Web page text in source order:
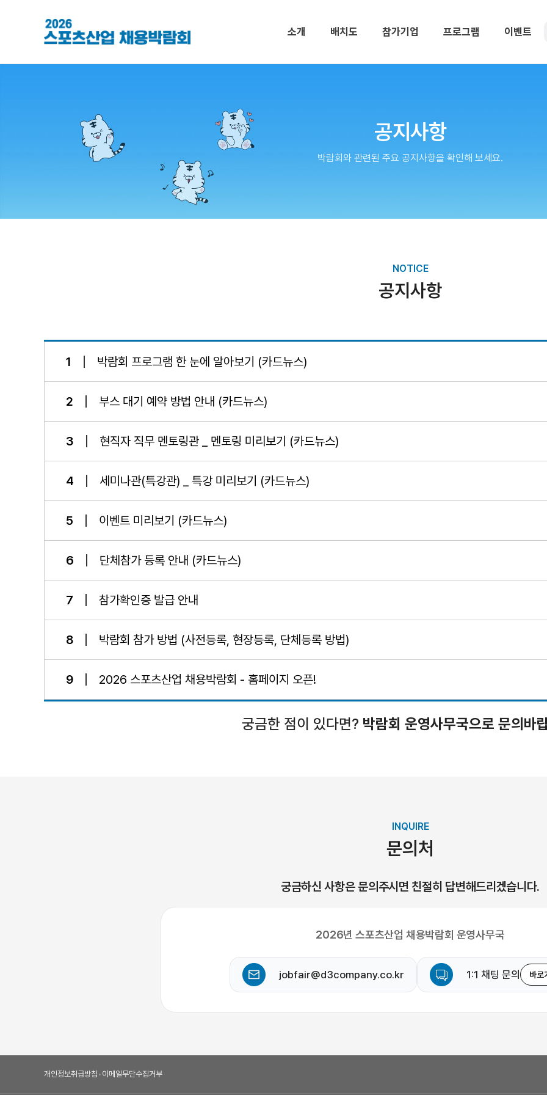
소개 배치도 참가기업 프로그램 이벤트
공지사항
박람회와 관련된 주요 공지사항을 확인해 보세요.
NOTICE
공지사항
1 박람회 프로그램 한 눈에 알아보기 (카드뉴스)
2 부스 대기 예약 방법 안내 (카드뉴스)
3 현직자 직무 멘토링관 _ 멘토링 미리보기 (카드뉴스)
4 세미나관(특강관) _ 특강 미리보기 (카드뉴스)
5 이벤트 미리보기 (카드뉴스)
6 단체참가 등록 안내 (카드뉴스)
7 참가확인증 발급 안내
8 박람회 참가 방법 (사전등록, 현장등록, 단체등록 방법)
9 2026 스포츠산업 채용박람회 - 홈페이지 오픈!
궁금한 점이 있다면? 박람회 운영사무국으로 문의바
INQUIRE
문의처
궁금하신 사항은 문의주시면 친절히 답변해드리겠습니다.
2026년 스포츠산업 채용박람회 운영사무국
jobfair@d3company.co.kr 1:1 채팅 문의 바로
개인정보취급방침 • 이메일무단수집거부